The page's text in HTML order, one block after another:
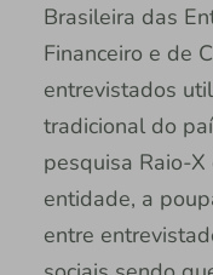
Brasileira das
Financeiro e de
entrevistados
tradicional do
pesquisa Raio-
entidade, a
entre